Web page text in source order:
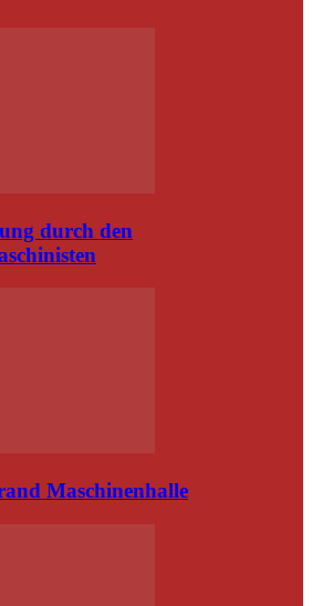
durch den
Maschinenhalle